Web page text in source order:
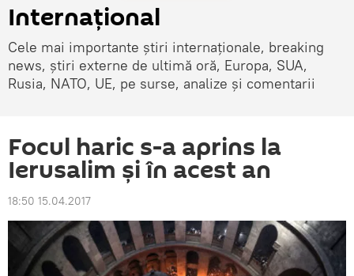
Internaţional
Cele mai importante știri internaționale, breaking
news, știri externe de ultimă oră, Europa, SUA,
Rusia, NATO, UE, pe surse, analize și comentarii
Focul haric s-a aprins la
Ierusalim și în acest an
18:50 15.04.2017